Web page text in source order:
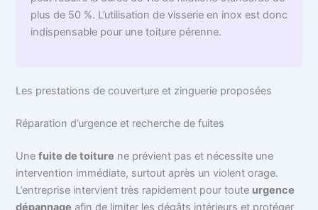
plus de 50 %. L’utilisation de visserie en inox est donc
indispensable pour une toiture pérenne.
Les prestations de couverture et zinguerie proposées
Réparation d’urgence et recherche de fuites
Unefuite de toiture ne prévient pas et nécessite une
intervention immédiate, surtout après un violent orage.
L’entreprise intervient très rapidement pour toute urgence
dépannage afin de limiter les dégâts intérieurs et protéger